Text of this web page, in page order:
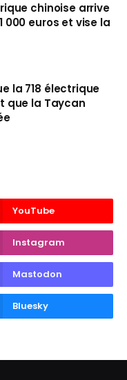
chinoise arrive
000 euros et vise la
la 718 électrique
que la Taycan
YouTube
Instagram
Mastodon
Bluesky